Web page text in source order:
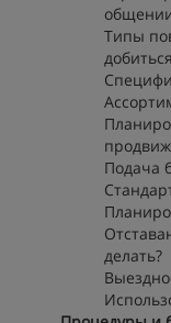
Типы
Подача
делать?